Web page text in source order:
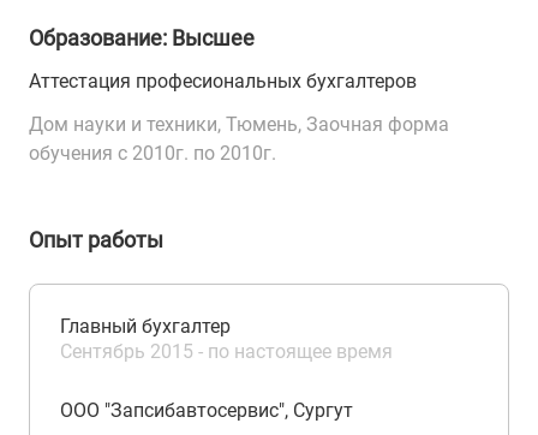
Образование: Высшее
Аттестация професиональных бухгалтеров
Дом науки и техники, Тюмень, Заочная форма
обучения с 2010г. по 2010г.
Опыт работы
Главный бухгалтер
Сентябрь 2015 - по настоящее время
ООО "Запсибавтосервис", Сургут